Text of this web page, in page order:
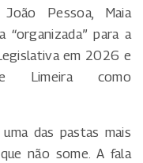
Pessoa, Maia
“organizada” para a
em 2026 e
Limeira como
das pastas mais
não some. A fala